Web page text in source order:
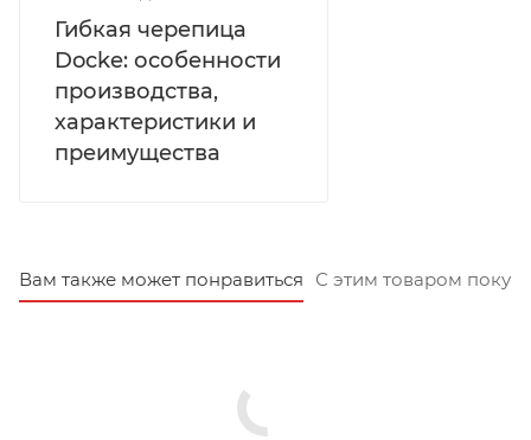
Гибкая черепица
Docke: особенности
производства,
характеристики и
преимущества
Вам также может понравиться С этим товаром